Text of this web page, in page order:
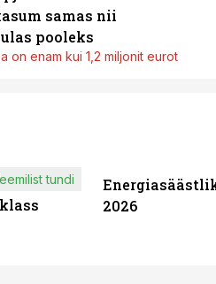
samas nii
pooleks
on enam kui 1,2 miljonit eurot
tundi
2026